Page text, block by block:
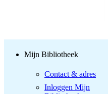
Mijn Bibliotheek
Contact & adres
Inloggen Mijn